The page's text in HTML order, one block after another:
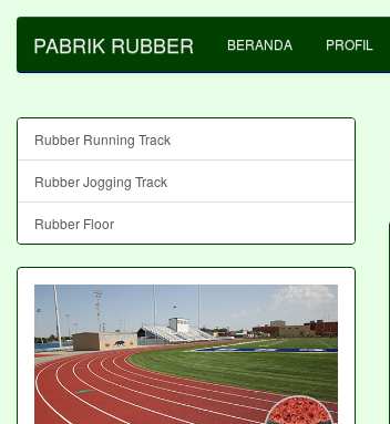
PABRIK RUBBER BERANDA PROFIL
Rubber Running Track
Rubber Jogging Track
Rubber Floor